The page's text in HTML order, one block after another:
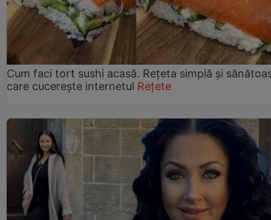
Cum faci tort sushi acasă. Rețeta simplă și
care cucerește internetul Rețete